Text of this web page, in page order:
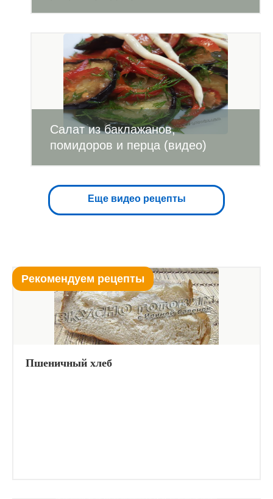
Салат из баклажанов,
помидоров и перца (видео)
Еще видео рецепты
Рекомендуем рецепты
Пшеничный хлеб